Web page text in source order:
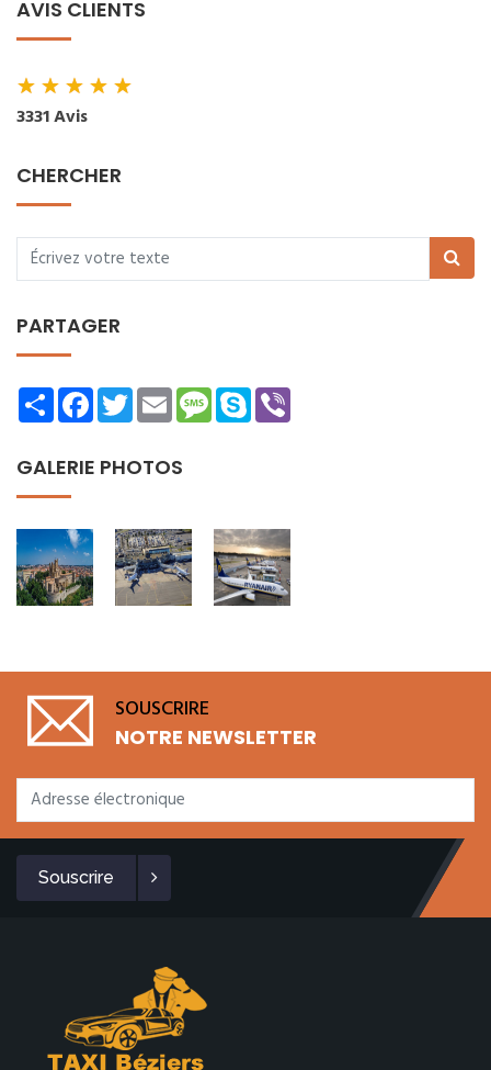
AVIS CLIENTS
★★★★★
3331 Avis
CHERCHER
PARTAGER
ShareFacebookTwitterEmailMessage
Skype
GALERIE PHOTOS
SOUSCRIRE
NOTRE NEWSLETTER
Souscrire